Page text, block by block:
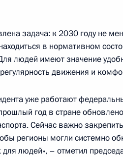
встретилась с
комиссии по вопросам
задача: к 2030 году не
в нормативном
людей имеют значение
движения и
уже работают
год в стране
Сейчас важно
регионы могли системно
для людей», – отметил